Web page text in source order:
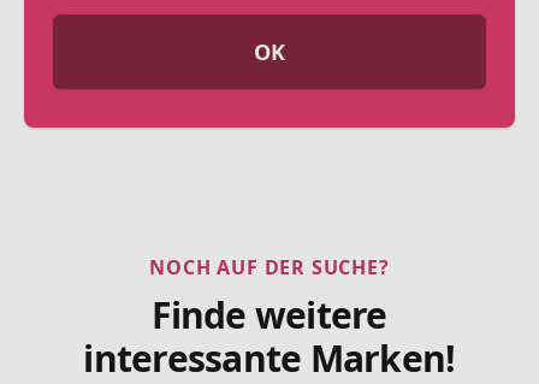
OK
NOCH AUF DER SUCHE?
Finde weitere
interessante Marken!